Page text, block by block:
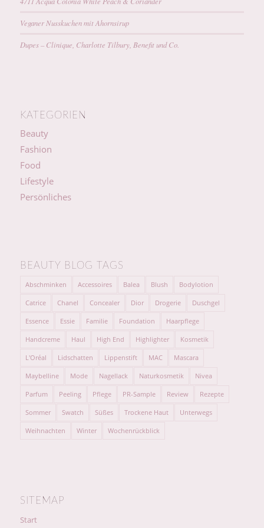
Veganer Nusskuchen mit Ahornsirup
Dupes – Clinique, Charlotte Tilbury, Benefit und Co.
KATEGORIEN
Beauty
Fashion
Food
Lifestyle
Persönliches
BEAUTY BLOG TAGS
Abschminken Accessoires Balea Blush Bodylotion
Catrice Chanel Concealer Dior Drogerie Duschgel
Essence Essie Familie Foundation Haarpflege
Handcreme Haul High End Highlighter Kosmetik
L'Oréal Lidschatten Lippenstift MAC Mascara
Maybelline Mode Nagellack Naturkosmetik Nivea
Parfum Peeling Pflege PR-Sample Review Rezepte
Sommer Swatch Süßes Trockene Haut Unterwegs
Weihnachten Winter Wochenrückblick
SITEMAP
Start